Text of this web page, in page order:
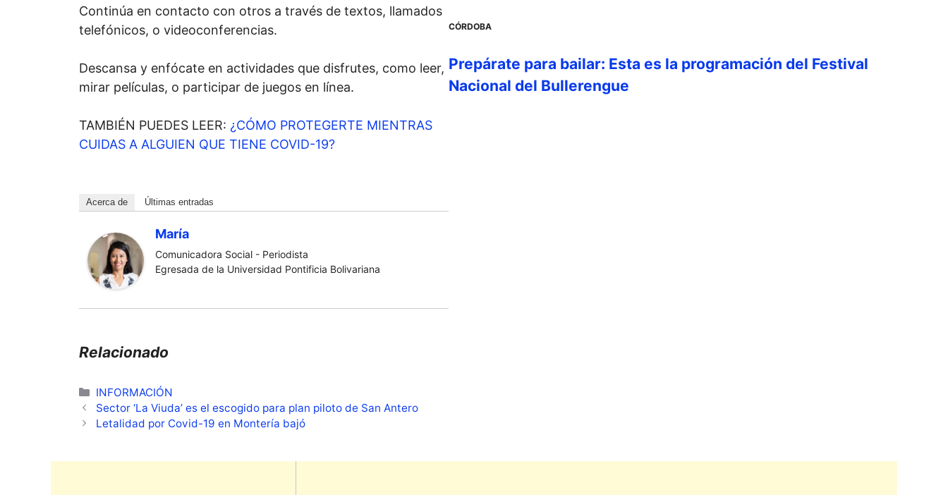
Continúa en contacto con otros a través de textos, llamados
telefónicos, o videoconferencias.
Descansa y enfócate en actividades que disfrutes, como leer,
mirar películas, o participar de juegos en línea.
TAMBIÉN PUEDES LEER: ¿CÓMO PROTEGERTE MIENTRAS
CUIDAS A ALGUIEN QUE TIENE COVID-19?
Acerca de Últimas entradas
María
Comunicadora Social - Periodista
Egresada de la Universidad Pontificia Bolivariana
Relacionado
Categorías
INFORMACIÓN
Sector ‘La Viuda’ es el escogido para plan piloto de San Antero
Letalidad por Covid-19 en Montería bajó
CÓRDOBA
Prepárate para bailar: Esta es la programación del Festival
Nacional del Bullerengue